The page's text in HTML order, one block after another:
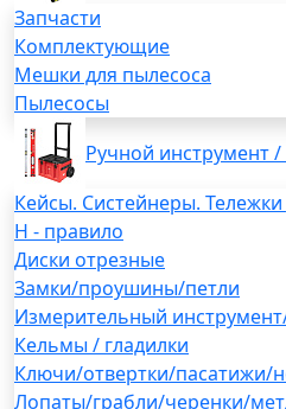
Запчасти
Комплектующие
Мешки для пылесоса
Пылесосы
Ручной инструмент
Кейсы. Систейнеры.
H - правило
Диски отрезные
Замки/проушины/петли
Измерительный
Кельмы / гладилки
Ключи/отвертки/пасатижи/
Лопаты/грабли/черенки/